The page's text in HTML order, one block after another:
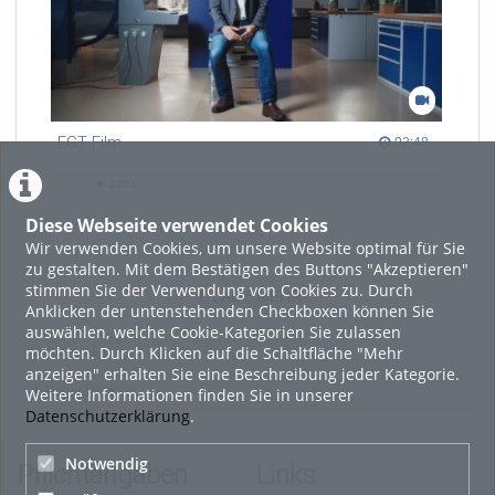
Diese Webseite verwendet Cookies
Wir verwenden Cookies, um unsere Website optimal für Sie
zu gestalten. Mit dem Bestätigen des Buttons "Akzeptieren"
stimmen Sie der Verwendung von Cookies zu. Durch
Anklicken der untenstehenden Checkboxen können Sie
auswählen, welche Cookie-Kategorien Sie zulassen
möchten. Durch Klicken auf die Schaltfläche "Mehr
anzeigen" erhalten Sie eine Beschreibung jeder Kategorie.
Weitere Informationen finden Sie in unserer
Datenschutzerklärung.
Notwendig
EGT Film 02:48
02:48 duration
2293
LADE MEHR
Featured
Beliebtheit
Pflichtangaben